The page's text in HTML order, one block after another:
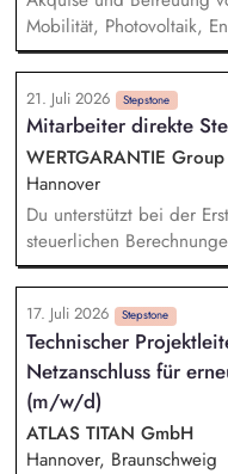
Mobilität, Photovoltaik,
Aufbau langfristiger
Neukundengewinnung
inkl. Markt- und
des Produkt- und
technischen und
PV/Speicher-Bereich
Kalkulationen sowie
Koordination von
Planung und Montage
21. Juli 2026 Stepstone
Mitarbeiter direkte
WERTGARANTIE Group
Hannover
Du unterstützt bei der
steuerlichen
wirkst bei der Erstellung
mit und sorgst für die
Vorgaben. Du prüfst
steuerliche Sachverhalte
unterstützt bei
sowie externen
der Kontierung und
mit.
17. Juli 2026 Stepstone
Technischer
Netzanschluss für
(m/w/d)
ATLAS TITAN GmbH
Hannover, Braunschweig